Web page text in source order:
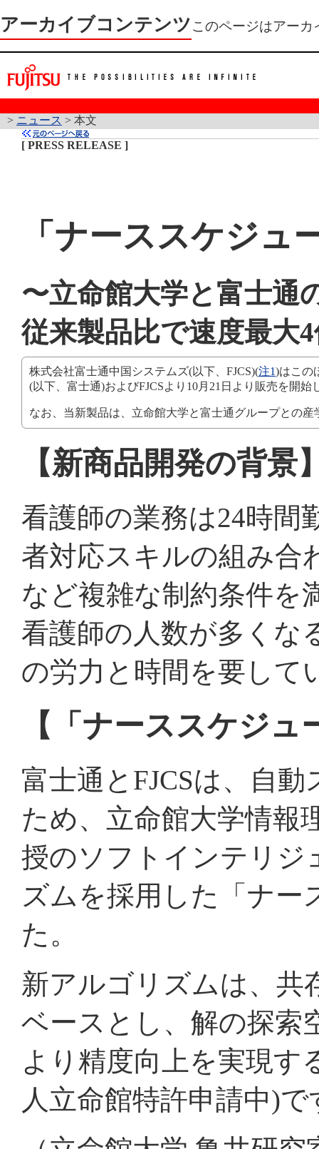
アーカイブコンテンツこのページはアー
> ニュース > 本文
[ PRESS RELEASE ]
「ナーススケジュ
〜立命館大学と富士通
従来製品比で速度最大
株式会社富士通中国システムズ(以下、FJCS)(注1)はこの
(以下、富士通)およびFJCSより10月21日より販売を開始
なお、当新製品は、立命館大学と富士通グループとの
【新商品開発の背景
看護師の業務は24時間
者対応スキルの組み合
など複雑な制約条件を
看護師の人数が多くな
の労力と時間を要して
【「ナーススケジ
富士通とFJCSは、自
ため、立命館大学情報
授のソフトインテリジ
ズムを採用した「ナー
た。
新アルゴリズムは、共
ベースとし、解の探索
より精度向上を実現す
人立命館特許申請中)で